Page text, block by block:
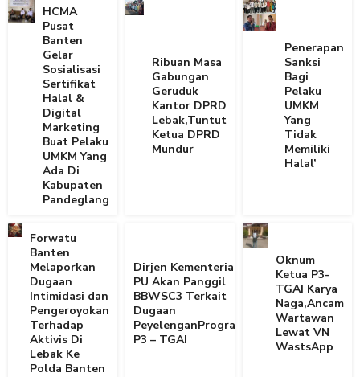
HCMA
Pusat
Banten
Gelar
Sosialisasi
Sertifikat
Halal &
Digital
Marketing
Buat Pelaku
UMKM Yang
Ada Di
Kabupaten
Pandeglang
Ribuan Masa
Gabungan
Geruduk
Kantor DPRD
Lebak,Tuntut
Ketua DPRD
Mundur
Penerapan
Sanksi
Bagi
Pelaku
UMKM
Yang
Tidak
Memiliki
Halal’
Forwatu
Banten
Melaporkan
Dugaan
Intimidasi dan
Pengeroyokan
Terhadap
Aktivis Di
Lebak Ke
Polda Banten
Dirjen Kementerian
PU Akan Panggil
BBWSC3 Terkait
Dugaan
PeyelenganProgram
P3 – TGAI
Oknum
Ketua P3-
TGAI Karya
Naga,Ancam
Wartawan
Lewat VN
WastsApp